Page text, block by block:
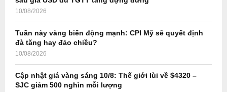
H
10/08/2026
Tuần này vàng biến động mạnh: CPI Mỹ sẽ quyết định
đà tăng hay đảo chiều?
10/08/2026
Cập nhật giá vàng sáng 10/8: Thế giới lùi về $4320 –
SJC giảm 500 nghìn mỗi lượng